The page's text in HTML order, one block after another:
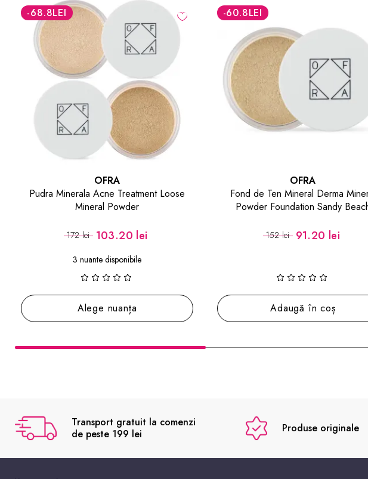
-60.8LEI
OFRA
Fond de Ten Mineral Derma Mineral
Powder Foundation Sandy Beach
152 lei 91.20 lei
Adaugă în coș
-60.8LEI
OFRA
Paleta farduri Lotus Eyeshadow
152 lei 91.20 lei
Adaugă în coș
Transport gratuit la comenzi
de peste 199 lei
Produse originale